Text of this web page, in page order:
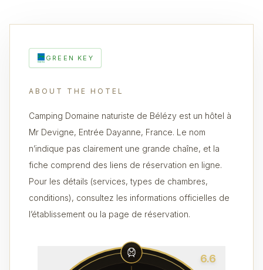
GREEN KEY
ABOUT THE HOTEL
Camping Domaine naturiste de Bélézy est un hôtel à
Mr Devigne, Entrée Dayanne, France. Le nom
n’indique pas clairement une grande chaîne, et la
fiche comprend des liens de réservation en ligne.
Pour les détails (services, types de chambres,
conditions), consultez les informations officielles de
l’établissement ou la page de réservation.
6.6